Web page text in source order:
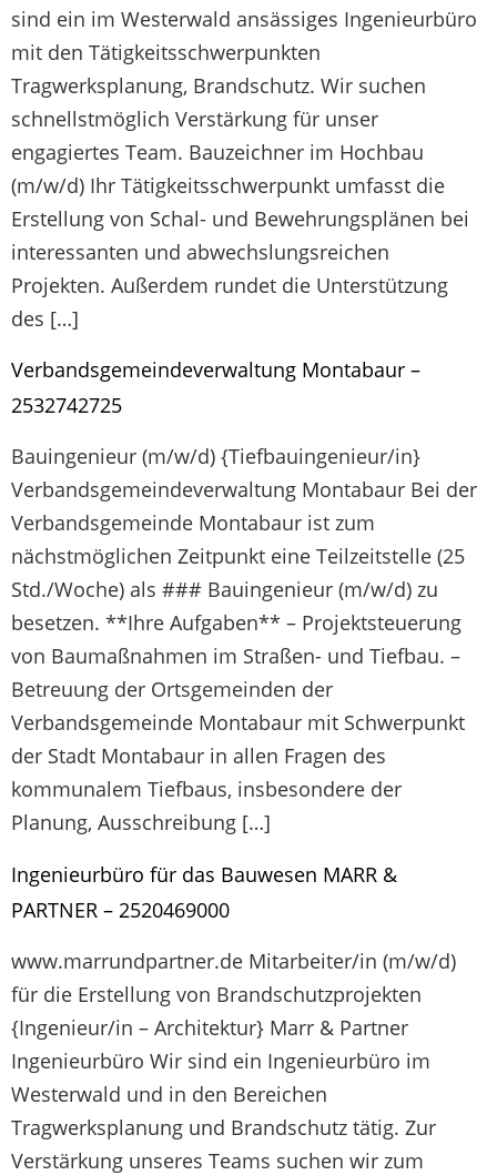
sind ein im Westerwald ansässiges Ingenieurbüro
mit den Tätigkeitsschwerpunkten
Tragwerksplanung, Brandschutz. Wir suchen
schnellstmöglich Verstärkung für unser
engagiertes Team. Bauzeichner im Hochbau
(m/w/d) Ihr Tätigkeitsschwerpunkt umfasst die
Erstellung von Schal- und Bewehrungsplänen bei
interessanten und abwechslungsreichen
Projekten. Außerdem rundet die Unterstützung
des […]
Verbandsgemeindeverwaltung Montabaur –
2532742725
Bauingenieur (m/w/d) {Tiefbauingenieur/in}
Verbandsgemeindeverwaltung Montabaur Bei der
Verbandsgemeinde Montabaur ist zum
nächstmöglichen Zeitpunkt eine Teilzeitstelle (25
Std./Woche) als ### Bauingenieur (m/w/d) zu
besetzen. **Ihre Aufgaben** – Projektsteuerung
von Baumaßnahmen im Straßen- und Tiefbau. –
Betreuung der Ortsgemeinden der
Verbandsgemeinde Montabaur mit Schwerpunkt
der Stadt Montabaur in allen Fragen des
kommunalem Tiefbaus, insbesondere der
Planung, Ausschreibung […]
Ingenieurbüro für das Bauwesen MARR &
PARTNER – 2520469000
www.marrundpartner.de Mitarbeiter/in (m/w/d)
für die Erstellung von Brandschutzprojekten
{Ingenieur/in – Architektur} Marr & Partner
Ingenieurbüro Wir sind ein Ingenieurbüro im
Westerwald und in den Bereichen
Tragwerksplanung und Brandschutz tätig. Zur
Verstärkung unseres Teams suchen wir zum